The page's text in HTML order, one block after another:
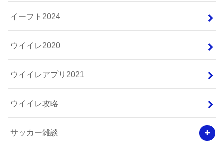
イーフト2024
ウイイレ2020
ウイイレアプリ2021
ウイイレ攻略
サッカー雑談